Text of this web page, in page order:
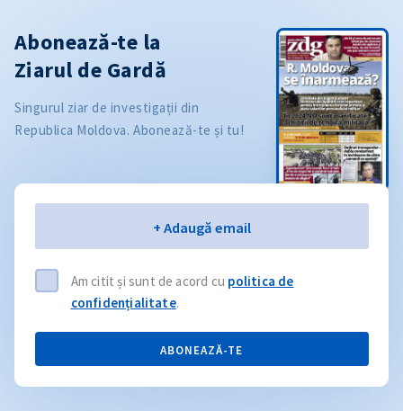
Abonează-te la
Ziarul de Gardă
Singurul ziar de investigații din
Republica Moldova. Abonează-te și tu!
+ Adaugă email
Am citit și sunt de acord cu politica de
confidențialitate.
ABONEAZĂ-TE